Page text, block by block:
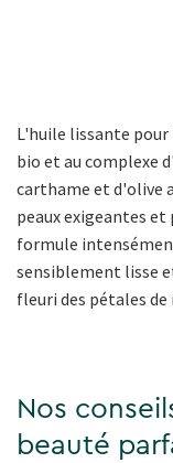
L'huile lissante pour
bio et au complexe
carthame et d'olive
peaux exigeantes
formule
sensiblement lisse
fleuri des pétales de
Nos
beauté